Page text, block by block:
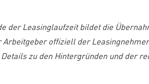
der Leasinglaufzeit bildet die
Arbeitgeber offiziell der
zu den Hintergründen und der